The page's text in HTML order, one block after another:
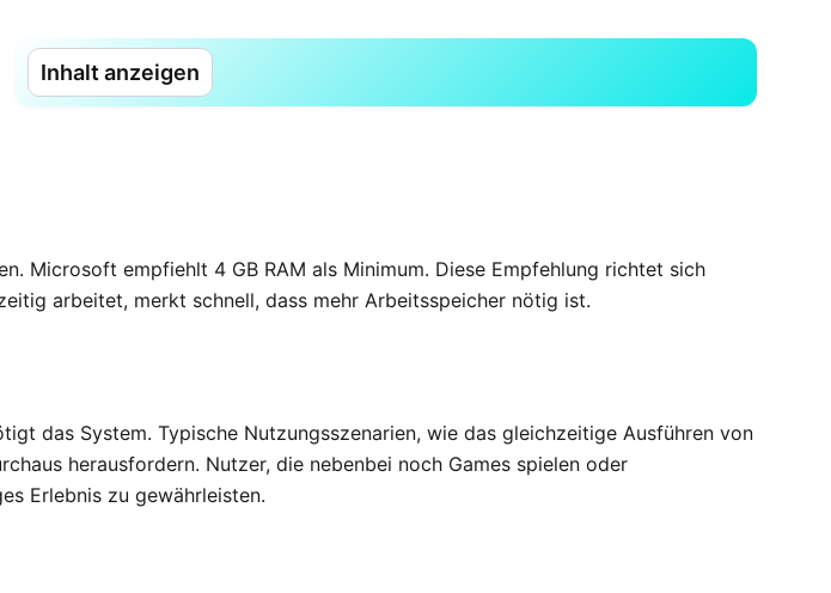
Inhalt anzeigen
Microsoft empfiehlt 4 GB RAM als Minimum. Diese Empfehlung richtet sich
arbeitet, merkt schnell, dass mehr Arbeitsspeicher nötig ist.
das System. Typische Nutzungsszenarien, wie das gleichzeitige Ausführen von
herausfordern. Nutzer, die nebenbei noch Games spielen oder
Erlebnis zu gewährleisten.